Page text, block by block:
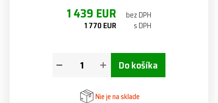
1 439 EUR bez DPH
1 770 EUR s DPH
Do košíka
Nie je na sklade